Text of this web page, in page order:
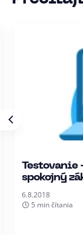
spokojný
6.8.2018
5 min čítania